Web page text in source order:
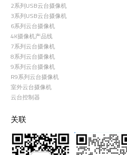
2系列USB云台摄像机
3系列USB云台摄像机
6系列云台摄像机
4K摄像机产品线
7系列云台摄像机
8系列云台摄像机
9系列云台摄像机
R9系列云台摄像机
室外云台摄像机
云台控制器
关联